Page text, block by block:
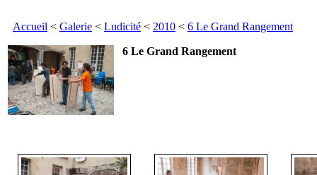
Accueil < Galerie < Ludicité < 2010 < 6 Le Grand Rangement
6 Le Grand Rangement